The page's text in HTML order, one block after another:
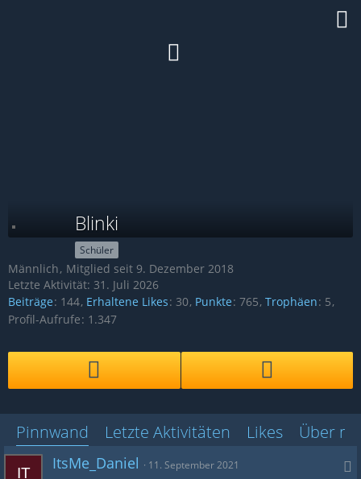
Blinki
Schüler
Männlich Mitglied seit 9. Dezember 2018
Letzte Aktivität: 31. Juli 2026
Beiträge 144 Erhaltene Likes 30 Punkte 765 Trophäen 5
Profil-Aufrufe 1.347
Pinnwand Letzte Aktivitäten Likes Über
ItsMe_Daniel 11. September 2021